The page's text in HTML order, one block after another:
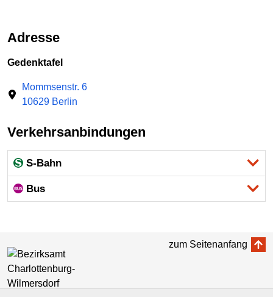
Adresse
Gedenktafel
Mommsenstr. 6
10629 Berlin
Verkehrsanbindungen
S-Bahn
Bus
zum Seitenanfang